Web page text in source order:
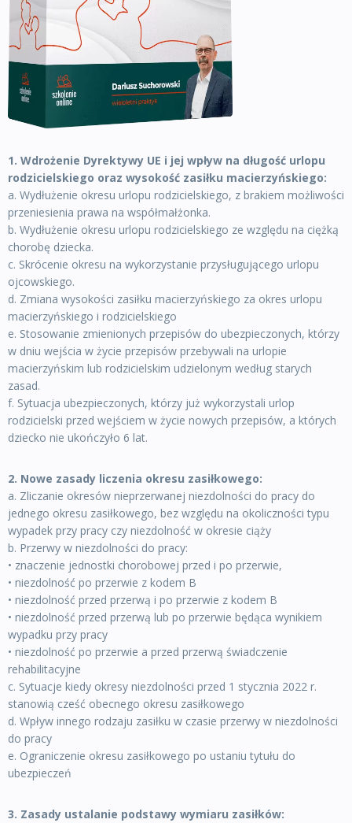
1. Wdrożenie Dyrektywy UE i jej wpływ na długość urlopu
rodzicielskiego oraz wysokość zasiłku macierzyńskiego:
a. Wydłużenie okresu urlopu rodzicielskiego, z brakiem możliwości
przeniesienia prawa na współmałżonka.
b. Wydłużenie okresu urlopu rodzicielskiego ze względu na ciężką
chorobę dziecka.
c. Skrócenie okresu na wykorzystanie przysługującego urlopu
ojcowskiego.
d. Zmiana wysokości zasiłku macierzyńskiego za okres urlopu
macierzyńskiego i rodzicielskiego
e. Stosowanie zmienionych przepisów do ubezpieczonych, którzy
w dniu wejścia w życie przepisów przebywali na urlopie
macierzyńskim lub rodzicielskim udzielonym według starych
zasad.
f. Sytuacja ubezpieczonych, którzy już wykorzystali urlop
rodzicielski przed wejściem w życie nowych przepisów, a których
dziecko nie ukończyło 6 lat.
2. Nowe zasady liczenia okresu zasiłkowego:
a. Zliczanie okresów nieprzerwanej niezdolności do pracy do
jednego okresu zasiłkowego, bez względu na okoliczności typu
wypadek przy pracy czy niezdolność w okresie ciąży
b. Przerwy w niezdolności do pracy:
• znaczenie jednostki chorobowej przed i po przerwie,
• niezdolność po przerwie z kodem B
• niezdolność przed przerwą i po przerwie z kodem B
• niezdolność przed przerwą lub po przerwie będąca wynikiem
wypadku przy pracy
• niezdolność po przerwie a przed przerwą świadczenie
rehabilitacyjne
c. Sytuacje kiedy okresy niezdolności przed 1 stycznia 2022 r.
stanowią cześć obecnego okresu zasiłkowego
d. Wpływ innego rodzaju zasiłku w czasie przerwy w niezdolności
do pracy
e. Ograniczenie okresu zasiłkowego po ustaniu tytułu do
ubezpieczeń
3. Zasady ustalanie podstawy wymiaru zasiłków: